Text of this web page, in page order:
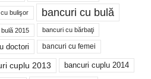
bulişor bancuri cu bulă
2015 bancuri cu bărbaţi
doctori bancuri cu femei
cuplu 2013 bancuri cuplu 2014